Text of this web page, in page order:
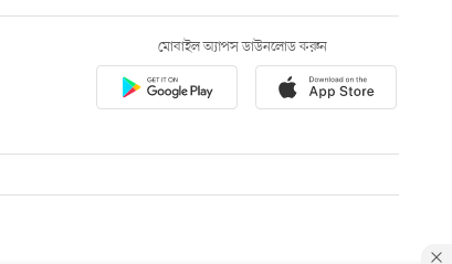
মোবাইল অ্যাপস ডাউনলোড করুন